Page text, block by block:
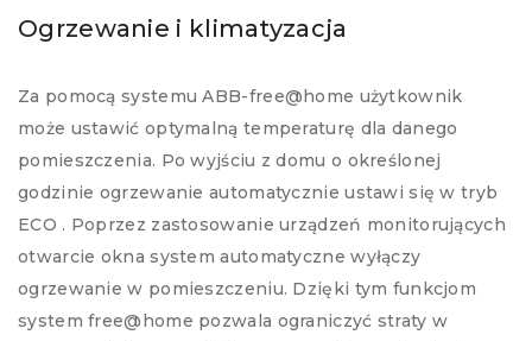
Ogrzewanie i klimatyzacja
Za pomocą systemu ABB-free@home użytkownik
może ustawić optymalną temperaturę dla danego
pomieszczenia. Po wyjściu z domu o określonej
godzinie ogrzewanie automatycznie ustawi się w tryb
ECO . Poprzez zastosowanie urządzeń monitorujących
otwarcie okna system automatyczne wyłączy
ogrzewanie w pomieszczeniu. Dzięki tym funkcjom
system free@home pozwala ograniczyć straty w